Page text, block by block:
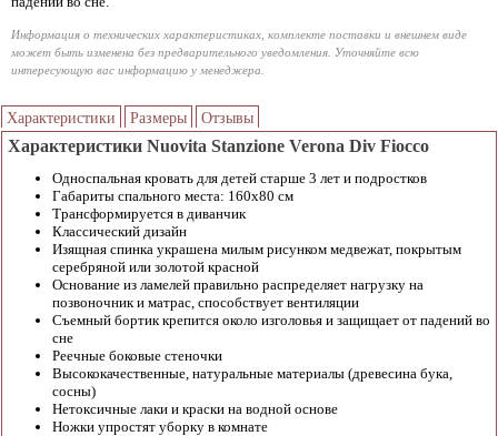
Информация о технических характеристиках, комплекте поставки и внешнем виде
может быть изменена без предварительного уведомления. Уточняйте всю
интересующую вас информацию у менеджера.
Характеристики Размеры Отзывы
Характеристики Nuovita Stanzione Verona Div Fiocco
Односпальная кровать для детей старше 3 лет и подростков
Габариты спального места: 160х80 см
Трансформируется в диванчик
Классический дизайн
Изящная спинка украшена милым рисунком медвежат, покрытым
серебряной или золотой красной
Основание из ламелей правильно распределяет нагрузку на
позвоночник и матрас, способствует вентиляции
Съемный бортик крепится около изголовья и защищает от падений во
сне
Реечные боковые стеночки
Высококачественные, натуральные материалы (древесина бука,
сосны)
Нетоксичные лаки и краски на водной основе
Ножки упростят уборку в комнате